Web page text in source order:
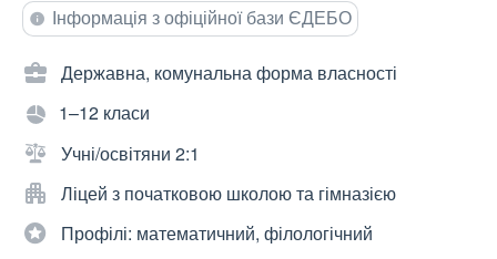
Інформація з офіційної бази ЄДЕБО
Державна, комунальна форма власності
1–12 класи
Учні/освітяни 2:1
Ліцей з початковою школою та гімназією
Профілі: математичний, філологічний